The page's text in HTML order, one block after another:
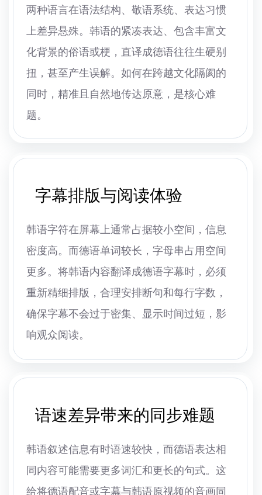
两种语言在语法结构、敬语系统、表达习惯
上差异悬殊。韩语的紧凑表达、包含丰富文
化背景的俗语或梗，直译成德语往往生硬别
扭，甚至产生误解。如何在跨越文化隔阂的
同时，精准且自然地传达原意，是核心难
题。
字幕排版与阅读体验
韩语字符在屏幕上通常占据较小空间，信息
密度高。而德语单词较长，字母串占用空间
更多。将韩语内容翻译成德语字幕时，必须
重新精细排版，合理安排断句和每行字数，
确保字幕不会过于密集、显示时间过短，影
响观众阅读。
语速差异带来的同步难题
韩语叙述信息有时语速较快，而德语表达相
同内容可能需要更多词汇和更长的句式。这
给将德语配音或字幕与韩语原视频的音画同